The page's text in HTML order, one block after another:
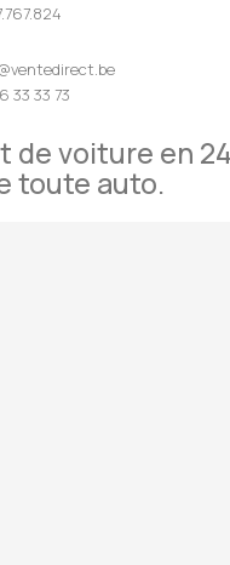
33 33 73
de voiture en
toute auto.